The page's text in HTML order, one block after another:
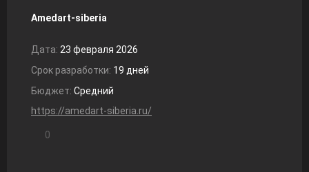
Amedart-siberia
Дата: 23 февраля 2026
Срок разработки: 19 дней
Бюджет: Средний
https://amedart-siberia.ru/
0